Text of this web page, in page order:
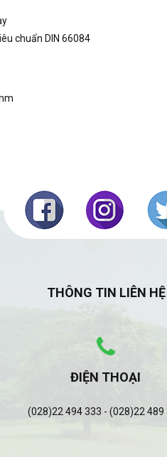
chuẩn DIN 66084
THÔNG TIN LIÊN HỆ
ĐIỆN THOẠI
(028)22 494 333 - (028)22 489